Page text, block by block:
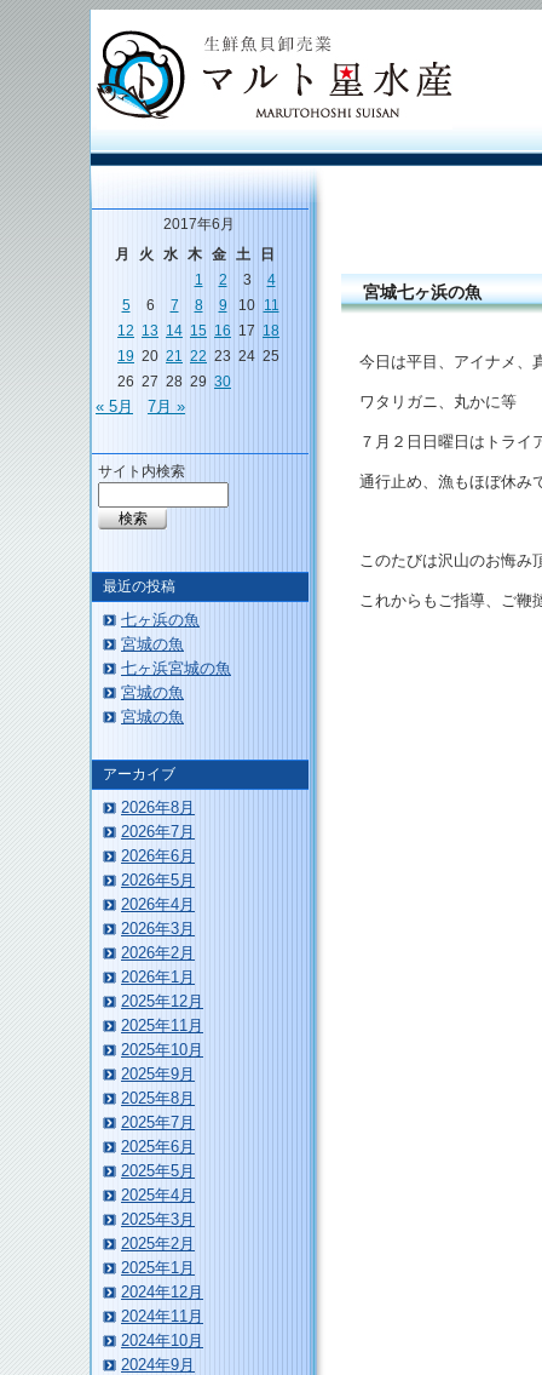
宮城七ヶ浜の魚
今日は平目、アイナメ、
ワタリガニ、丸かに等
７月２日日曜日はトライ
通行止め、漁もほぼ休み
このたびは沢山のお悔み
これからもご指導、ご鞭
2017年6月
月
火 水 木 金 土
日
1
2 3
4
5
6 7 8 9 10 11
12 13 14 15 16 17 18
19 20 21 22 23 24 25
26 27 28 29 30
« 5月 7月 »
サイト内検索
最近の投稿
七ヶ浜の魚
宮城の魚
七ヶ浜宮城の魚
宮城の魚
宮城の魚
アーカイブ
2026年8月
2026年7月
2026年6月
2026年5月
2026年4月
2026年3月
2026年2月
2026年1月
2025年12月
2025年11月
2025年10月
2025年9月
2025年8月
2025年7月
2025年6月
2025年5月
2025年4月
2025年3月
2025年2月
2025年1月
2024年12月
2024年11月
2024年10月
2024年9月